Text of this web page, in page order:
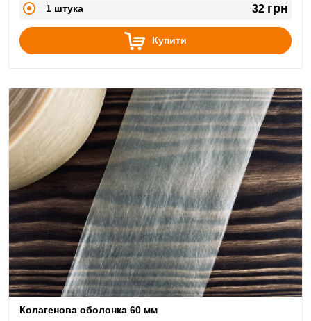
1 штука 32 грн
Купити
Колагенова оболонка 60 мм